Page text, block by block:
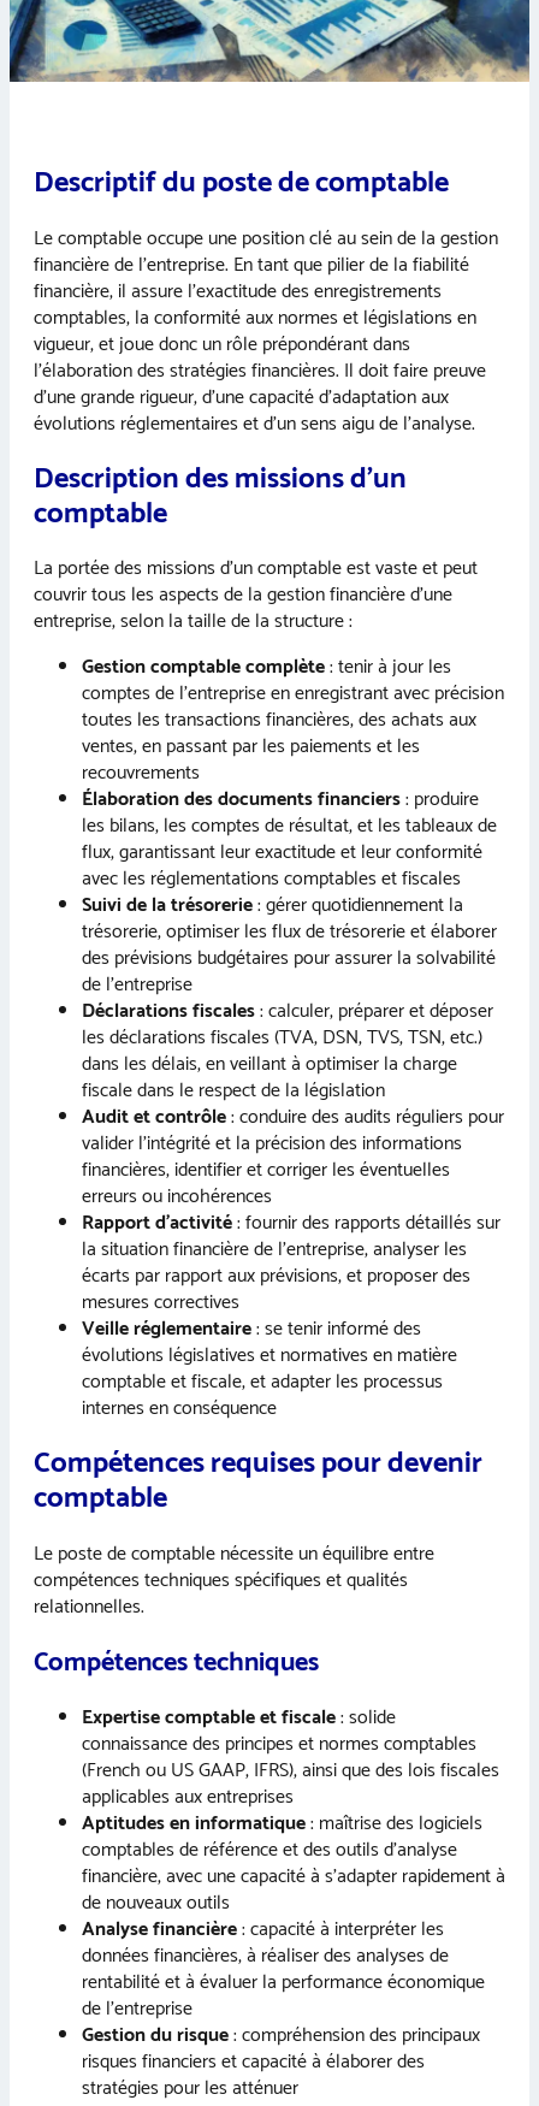
Descriptif du poste de comptable
Le comptable occupe une position clé au sein de la gestion
financière de l’entreprise. En tant que pilier de la fiabilité
financière, il assure l’exactitude des enregistrements
comptables, la conformité aux normes et législations en
vigueur, et joue donc un rôle prépondérant dans
l’élaboration des stratégies financières. Il doit faire preuve
d’une grande rigueur, d’une capacité d’adaptation aux
évolutions réglementaires et d’un sens aigu de l’analyse.
Description des missions d’un
comptable
La portée des missions d’un comptable est vaste et peut
couvrir tous les aspects de la gestion financière d’une
entreprise, selon la taille de la structure :
Gestion comptable complète: tenir à jour les
comptes de l’entreprise en enregistrant avec précision
toutes les transactions financières, des achats aux
ventes, en passant par les paiements et les
recouvrements
Élaboration des documents financiers: produire
les bilans, les comptes de résultat, et les tableaux de
flux, garantissant leur exactitude et leur conformité
avec les réglementations comptables et fiscales
Suivi de la trésorerie: gérer quotidiennement la
trésorerie, optimiser les flux de trésorerie et élaborer
des prévisions budgétaires pour assurer la solvabilité
de l’entreprise
Déclarations fiscales: calculer, préparer et déposer
les déclarations fiscales (TVA, DSN, TVS, TSN, etc.)
dans les délais, en veillant à optimiser la charge
fiscale dans le respect de la législation
Audit et contrôle: conduire des audits réguliers pour
valider l’intégrité et la précision des informations
financières, identifier et corriger les éventuelles
erreurs ou incohérences
Rapport d’activité: fournir des rapports détaillés sur
la situation financière de l’entreprise, analyser les
écarts par rapport aux prévisions, et proposer des
mesures correctives
Veille réglementaire: se tenir informé des
évolutions législatives et normatives en matière
comptable et fiscale, et adapter les processus
internes en conséquence
Compétences requises pour devenir
comptable
Le poste de comptable nécessite un équilibre entre
compétences techniques spécifiques et qualités
relationnelles.
Compétences techniques
Expertise comptable et fiscale: solide
connaissance des principes et normes comptables
(French ou US GAAP, IFRS), ainsi que des lois fiscales
applicables aux entreprises
Aptitudes en informatique: maîtrise des logiciels
comptables de référence et des outils d’analyse
financière, avec une capacité à s’adapter rapidement à
de nouveaux outils
Analyse financière: capacité à interpréter les
données financières, à réaliser des analyses de
rentabilité et à évaluer la performance économique
de l’entreprise
Gestion du risque: compréhension des principaux
risques financiers et capacité à élaborer des
stratégies pour les atténuer